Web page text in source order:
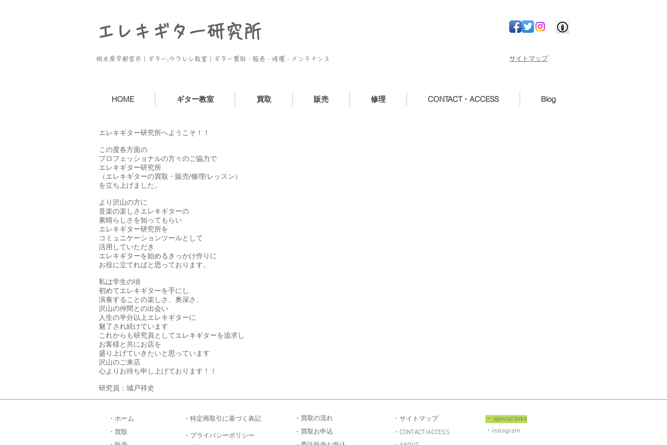
エレキギター研究所
​栃木県宇都宮市｜ギター,ウクレレ教室｜ギター買取・販売・修理・メンテナンス サイトマップ
HOME ギター教室 買取 販売 修理 CONTACT・ACCESS Blog
エレキギター研究所へようこそ！！
この度各方面の
プロフェッショナルの方々のご協力で
エレキギター研究所
（エレキギターの買取・販売/修理/レッスン）
を立ち上げました。
より沢山の方に
音楽の楽しさエレキギターの
素晴らしさを知ってもらい
エレキギター研究所を
コミュニケーションツールとして
活用していただき
エレキギターを始めるきっかけ作りに
お役に立てればと思っております。
私は学生の頃
初めてエレキギターを手にし
演奏することの楽しさ、奥深さ、
沢山の仲間との出会い
人生の半分以上エレキギターに
魅了され続けています
これからも研究員としてエレキギターを追求し
お客様と共にお店を
盛り上げていきたいと思っています
沢山のご来店
心よりお待ち申し上げております！！
研究員：城戸祥史
・ホーム
・買取
・特定商取引に基づく表記
・プライバシーポリシー
・買取の流れ
・買取お申込
・サイトマップ
・CONTACT/ACCESS
・ special links
・instagram